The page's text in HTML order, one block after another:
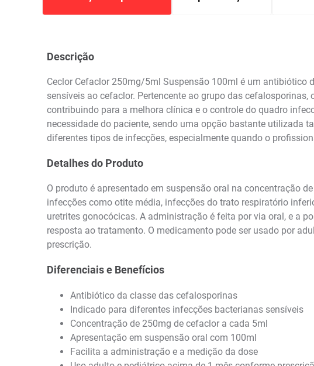
Descrição
Ceclor Cefaclor 250mg/5ml Suspensão 100ml é um
sensíveis ao cefaclor. Pertencente ao grupo das
contribuindo para a melhora clínica e o controle do quadro
necessidade do paciente, sendo uma opção bastante utilizada
diferentes tipos de infecções, especialmente quando o
Detalhes do Produto
O produto é apresentado em suspensão oral na concentração
infecções como otite média, infecções do trato respiratório
uretrites gonocócicas. A administração é feita por via oral, e a
resposta ao tratamento. O medicamento pode ser usado por
prescrição.
Diferenciais e Benefícios
Antibiótico da classe das cefalosporinas
Indicado para diferentes infecções bacterianas sensíveis
Concentração de 250mg de cefaclor a cada 5ml
Apresentação em suspensão oral com 100ml
Facilita a administração e a medição da dose